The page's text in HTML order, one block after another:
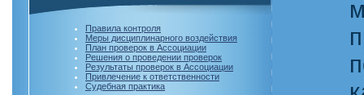
Правила контроля
Меры дисциплинарного воздействия
План проверок в Ассоциации
Решения о проведении проверок
Результаты проверок в Ассоциации
Привлечение к ответственности
Судебная практика